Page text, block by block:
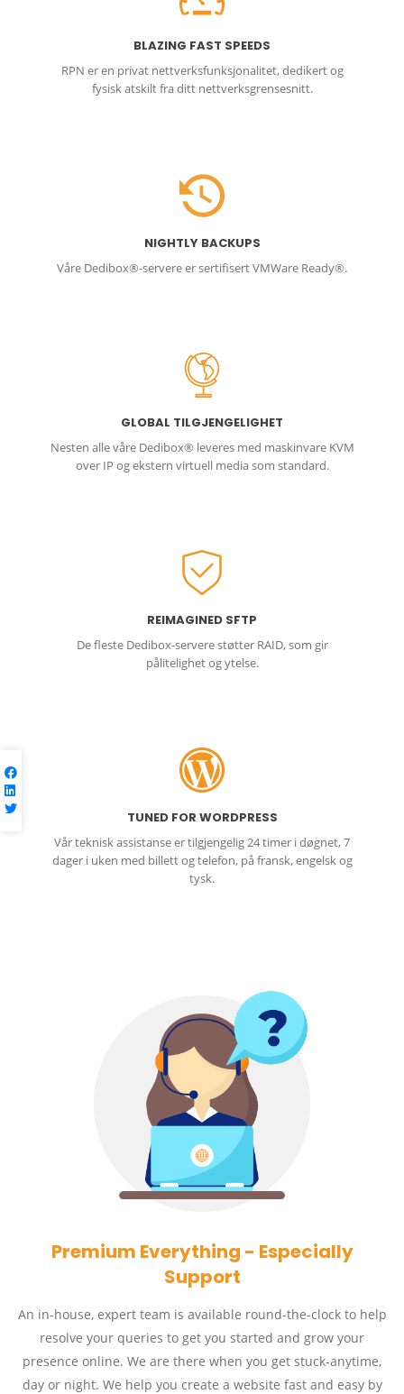
BLAZING FAST SPEEDS
RPN er en privat nettverksfunksjonalitet, dedikert og
fysisk atskilt fra ditt nettverksgrensesnitt.
NIGHTLY BACKUPS
Våre Dedibox®-servere er sertifisert VMWare Ready®.
GLOBAL TILGJENGELIGHET
Nesten alle våre Dedibox® leveres med maskinvare KVM
over IP og ekstern virtuell media som standard.
REIMAGINED SFTP
De fleste Dedibox-servere støtter RAID, som gir
pålitelighet og ytelse.
TUNED FOR WORDPRESS
Vår teknisk assistanse er tilgjengelig 24 timer i døgnet, 7
dager i uken med billett og telefon, på fransk, engelsk og
tysk.
Premium Everything - Especially
Support
An in-house, expert team is available round-the-clock to help
resolve your queries to get you started and grow your
presence online. We are there when you get stuck-anytime,
day or night. We help you create a website fast and easy by